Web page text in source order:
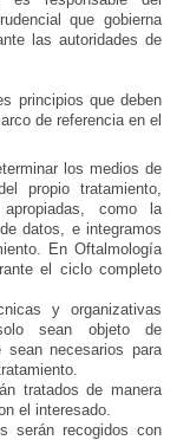
que gobierna
las autoridades de
principios que deben
de referencia en el
los medios de
propio tratamiento,
como la
datos, e integramos
En Oftalmología
el ciclo completo
y organizativas
sean objeto de
sean necesarios para
tratados de manera
el interesado.
serán recogidos con